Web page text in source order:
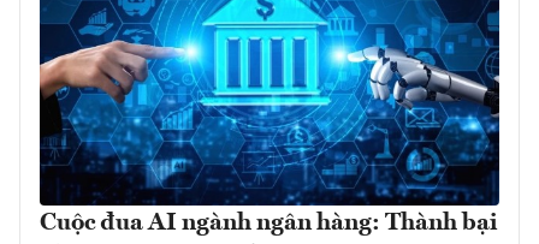
Cuộc đua AI ngành ngân hàng: Thành bại